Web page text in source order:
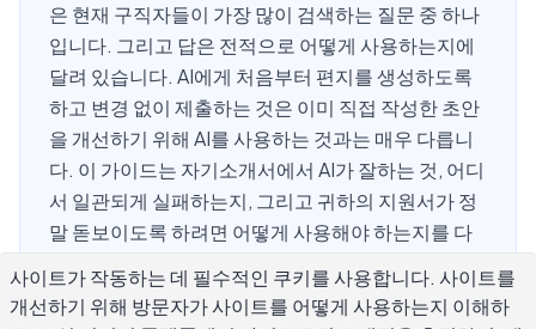
은 현재 구직자들이 가장 많이 검색하는 질문 중 하나
입니다. 그리고 답은 전적으로 어떻게 사용하는지에
달려 있습니다. AI에게 처음부터 편지를 생성하도록
하고 변경 없이 제출하는 것은 이미 직접 작성한 초안
을 개선하기 위해 AI를 사용하는 것과는 매우 다릅니
다. 이 가이드는 자기소개서에서 AI가 잘하는 것, 어디
서 일관되게 실패하는지, 그리고 귀하의 지원서가 정
말 돋보이도록 하려면 어떻게 사용해야 하는지를 다
게서 와야 합니다 – AI는 작성 도구이지, 당신의 직무
사이트가 작동하는 데 필수적인 쿠키를 사용합니다. 사이트를
개선하기 위해 방문자가 사이트를 어떻게 사용하는지 이해하